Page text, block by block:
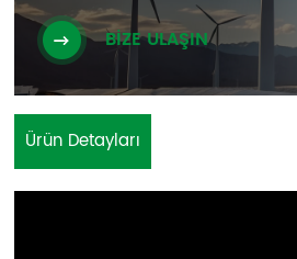
BİZE ULAŞIN
Ürün Detayları